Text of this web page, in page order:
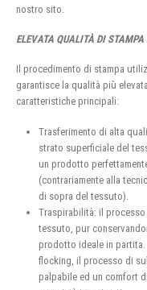
nostro sito.
ELEVATA QUALITÀ DI
Il procedimento di stampa
garantisce la qualità più
caratteristiche principali:
Trasferimento di alta
strato superficiale del
un prodotto
(contrariamente alla
di sopra del tessuto).
Traspirabilità: il processo
tessuto, pur
prodotto ideale in partita.
flocking, il processo di
palpabile ed un comfort